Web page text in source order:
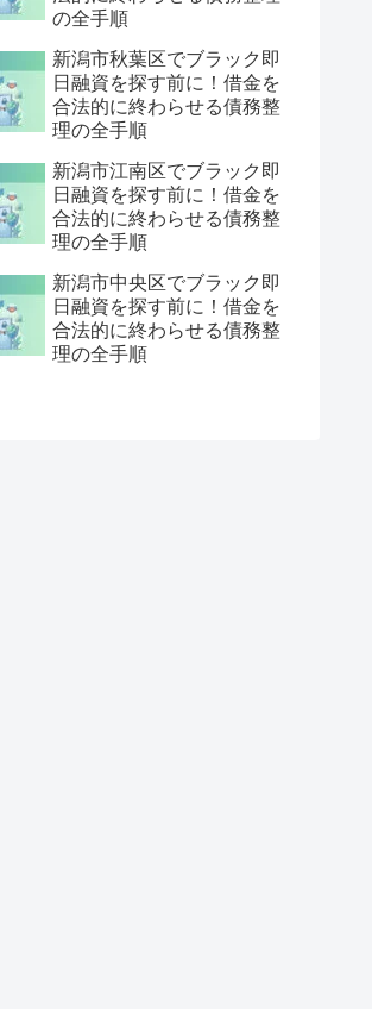
の全手順
新潟市秋葉区でブラック即
日融資を探す前に！借金を
合法的に終わらせる債務整
理の全手順
新潟市江南区でブラック即
日融資を探す前に！借金を
合法的に終わらせる債務整
理の全手順
新潟市中央区でブラック即
日融資を探す前に！借金を
合法的に終わらせる債務整
理の全手順